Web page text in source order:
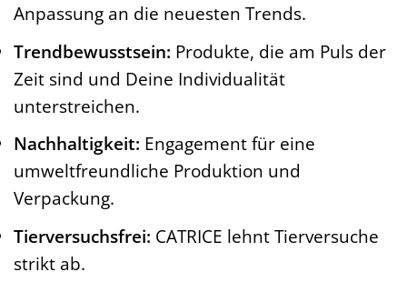
Anpassung an die neuesten Trends.
Trendbewusstsein: Produkte, die am Puls der
Zeit sind und Deine Individualität
unterstreichen.
Nachhaltigkeit: Engagement für eine
umweltfreundliche Produktion und
Verpackung.
Tierversuchsfrei: CATRICE lehnt Tierversuche
strikt ab.